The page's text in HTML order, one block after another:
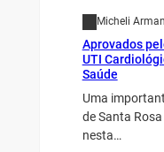
Micheli
Aprovados
UTI
Saúde
Uma
de Santa
nesta…